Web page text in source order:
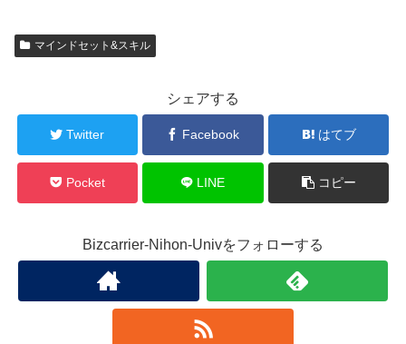
マインドセット&スキル
シェアする
Twitter Facebook はてブ
Pocket LINE コピー
Bizcarrier-Nihon-Univをフォローする